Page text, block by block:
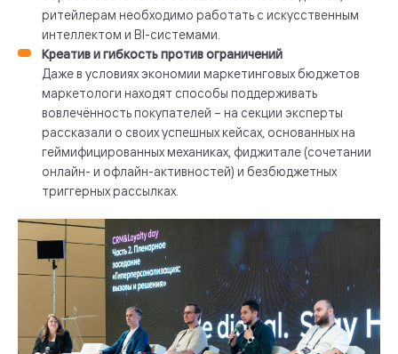
ритейлерам необходимо работать с искусственным
интеллектом и BI-системами.
Креатив и гибкость против ограничений
Даже в условиях экономии маркетинговых бюджетов
маркетологи находят способы поддерживать
вовлечённость покупателей – на секции эксперты
рассказали о своих успешных кейсах, основанных на
геймифицированных механиках, фиджитале (сочетании
онлайн- и офлайн-активностей) и безбюджетных
триггерных рассылках.